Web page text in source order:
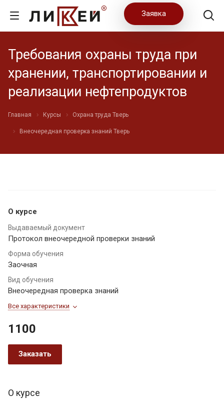
Заявка
Требования охраны труда при
хранении, транспортировании и
реализации нефтепродуктов
Главная Курсы Охрана труда Тверь
Внеочередная проверка знаний Тверь
О курсе
Выдаваемый документ
Протокол внеочередной проверки знаний
Форма обучения
Заочная
Вид обучения
Внеочередная проверка знаний
Все характеристики
1100
Заказать
О курсе